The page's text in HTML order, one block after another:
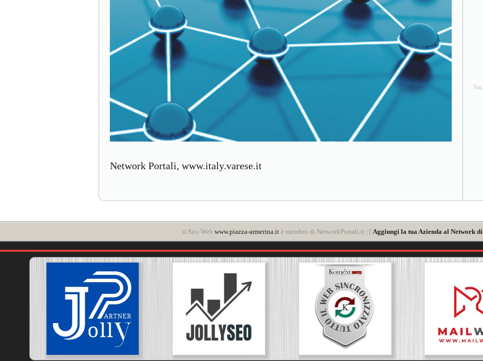
Network Portali, www.italy.varese.it
il Sito Web www.piazza-armerina.itè membro di NetworkPortali.it | [ Aggiungi la tua Azienda al Network